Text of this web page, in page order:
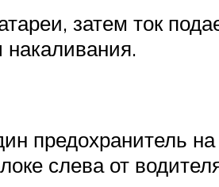
затем ток
предохранитель
слева от